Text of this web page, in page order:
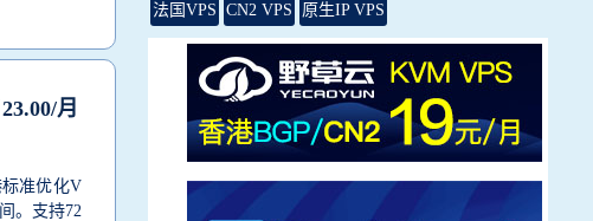
月
准优化V
。支持72
法国VPS CN2 VPS 原生IP VPS